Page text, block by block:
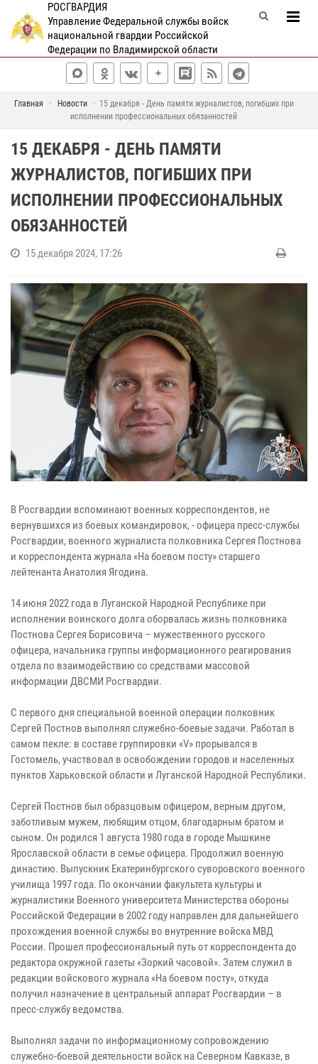
РОСГВАРДИЯ
Управление Федеральной службы войск
национальной гвардии Российской
Федерации по Владимирской области
Главная Новости
15 декабря - День памяти журналистов, погибших при
исполнении профессиональных обязанностей
15 ДЕКАБРЯ - ДЕНЬ ПАМЯТИ
ЖУРНАЛИСТОВ, ПОГИБШИХ ПРИ
ИСПОЛНЕНИИ ПРОФЕССИОНАЛЬНЫХ
ОБЯЗАННОСТЕЙ
15 декабря 2024, 17:26
В Росгвардии вспоминают военных корреспондентов, не
вернувшихся из боевых командировок, - офицера пресс-службы
Росгвардии, военного журналиста полковника Сергея Постнова
и корреспондента журнала «На боевом посту» старшего
лейтенанта Анатолия Ягодина.
14 июня 2022 года в Луганской Народной Республике при
исполнении воинского долга оборвалась жизнь полковника
Постнова Сергея Борисовича – мужественного русского
офицера, начальника группы информационного реагирования
отдела по взаимодействию со средствами массовой
информации ДВСМИ Росгвардии.
С первого дня специальной военной операции полковник
Сергей Постнов выполнял служебно-боевые задачи. Работал в
самом пекле: в составе группировки «V» прорывался в
Гостомель, участвовал в освобождении городов и населенных
пунктов Харьковской области и Луганской Народной Республики.
Сергей Постнов был образцовым офицером, верным другом,
заботливым мужем, любящим отцом, благодарным братом и
сыном. Он родился 1 августа 1980 года в городе Мышкине
Ярославской области в семье офицера. Продолжил военную
династию. Выпускник Екатеринбургского суворовского военного
училища 1997 года. По окончании факультета культуры и
журналистики Военного университета Министерства обороны
Российской Федерации в 2002 году направлен для дальнейшего
прохождения военной службы во внутренние войска МВД
России. Прошел профессиональный путь от корреспондента до
редактора окружной газеты «Зоркий часовой». Затем служил в
редакции войскового журнала «На боевом посту», откуда
получил назначение в центральный аппарат Росгвардии – в
пресс-службу ведомства.
Выполнял задачи по информационному сопровождению
служебно-боевой деятельности войск на Северном Кавказе, в